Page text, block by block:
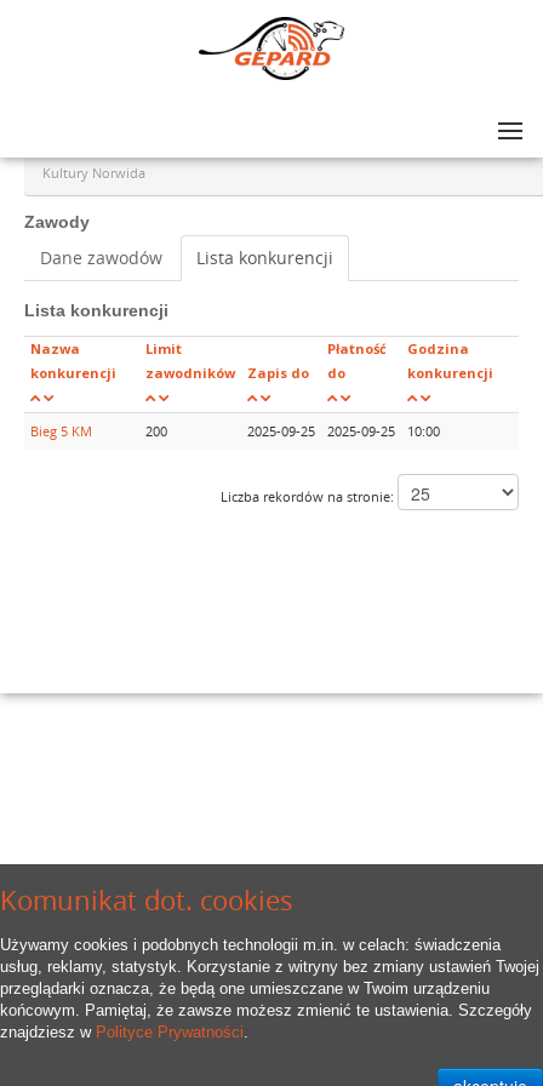
Komunikat dot. cookies
Używamy cookies i podobnych technologii m.in. w celach: świadczenia
usług, reklamy, statystyk. Korzystanie z witryny bez zmiany ustawień Twojej
przeglądarki oznacza, że będą one umieszczane w Twoim urządzeniu
końcowym. Pamiętaj, że zawsze możesz zmienić te ustawienia. Szczegóły
znajdziesz w Polityce Prywatności.
Kultury Norwida
Zawody
Dane zawodów Lista konkurencji
Lista konkurencji
Nazwa
konkurencji
Limit
zawodników
Zapis do
Płatność
do
Godzina
konkurencji
Bieg 5 KM 200 2025-09-25 2025-09-25 10:00
Liczba rekordów na stronie: